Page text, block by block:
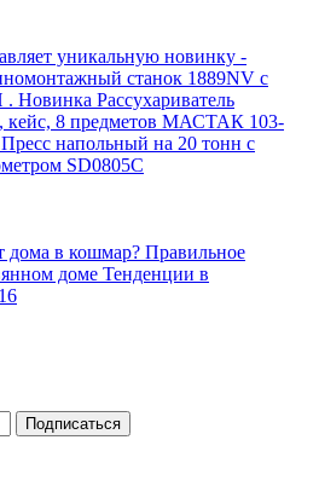
уникальную новинку -
станок 1889NV с
. Новинка Рассухариватель
кейс, 8 предметов МАСТАК 103-
напольный на 20 тонн с
SD0805C
дома в кошмар? Правильное
доме Тенденции в
Подписаться